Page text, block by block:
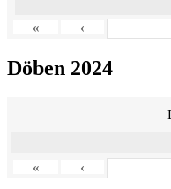
« ‹
Döben 2024
« ‹